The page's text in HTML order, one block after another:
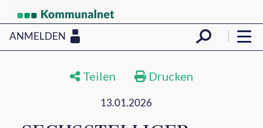
ANMELDEN
Teilen Drucken
13.01.2026